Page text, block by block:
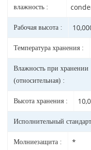
влажность :
Рабочая высота :
Температура хранения :
Влажность при хранении
(относительная) :
Высота хранения :
Исполнительный
Молниезащита : *